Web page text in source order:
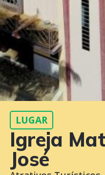
LUGAR
Igreja
José